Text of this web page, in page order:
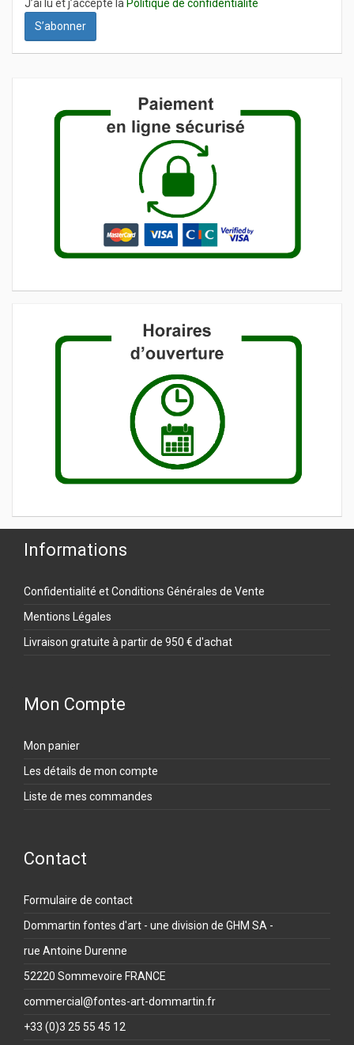
J’ai lu et j’accepte la Politique de confidentialité
S’abonner
Informations
Confidentialité et Conditions Générales de Vente
Mentions Légales
Livraison gratuite à partir de 950 € d'achat
Mon Compte
Mon panier
Les détails de mon compte
Liste de mes commandes
Contact
Formulaire de contact
Dommartin fontes d'art - une division de GHM SA -
rue Antoine Durenne
52220 Sommevoire FRANCE
commercial@fontes-art-dommartin.fr
+33 (0)3 25 55 45 12